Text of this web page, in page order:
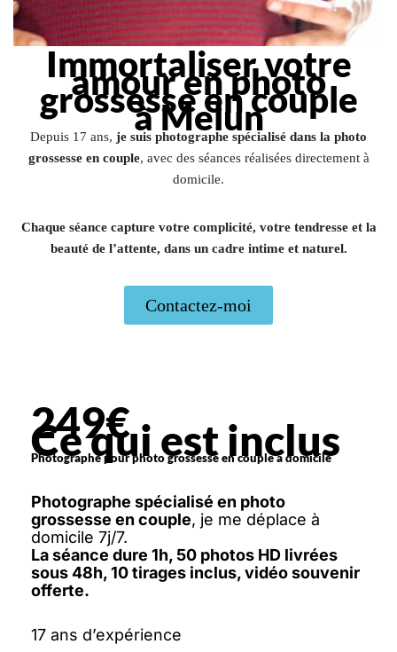
Immortaliser votre
amour en photo
grossesse en couple
à Melun
Depuis 17 ans, je suis photographe spécialisé dans la photo
grossesse en couple, avec des séances réalisées directement à
domicile.
Chaque séance capture votre complicité, votre tendresse et la
beauté de l’attente, dans un cadre intime et naturel.
Contactez-moi
249€
Ce qui est inclus
Photographe pour photo grossesse en couple à domicile
Photographe spécialisé en photo
grossesse en couple, je me déplace à
domicile 7j/7.
La séance dure 1h, 50 photos HD livrées
sous 48h, 10 tirages inclus, vidéo souvenir
offerte.
17 ans d’expérience